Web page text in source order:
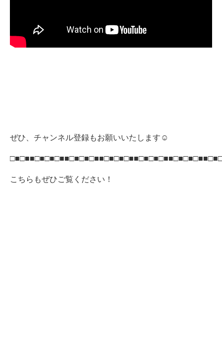
ぜひ、チャンネル登録もお願いいたします☺
こちらもぜひご覧ください！